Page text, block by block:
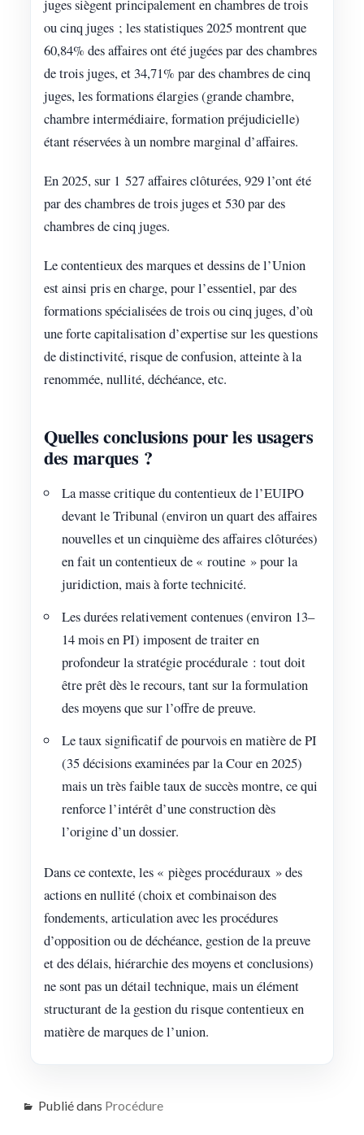
juges siègent principalement en chambres de trois
ou cinq juges ; les statistiques 2025 montrent que
60,84% des affaires ont été jugées par des chambres
de trois juges, et 34,71% par des chambres de cinq
juges, les formations élargies (grande chambre,
chambre intermédiaire, formation préjudicielle)
étant réservées à un nombre marginal d’affaires.
En 2025, sur 1 527 affaires clôturées, 929 l’ont été
par des chambres de trois juges et 530 par des
chambres de cinq juges.
Le contentieux des marques et dessins de l’Union
est ainsi pris en charge, pour l’essentiel, par des
formations spécialisées de trois ou cinq juges, d’où
une forte capitalisation d’expertise sur les questions
de distinctivité, risque de confusion, atteinte à la
renommée, nullité, déchéance, etc.
Quelles conclusions pour les usagers
des marques ?
La masse critique du contentieux de l’EUIPO
devant le Tribunal (environ un quart des affaires
nouvelles et un cinquième des affaires clôturées)
en fait un contentieux de « routine » pour la
juridiction, mais à forte technicité.
Les durées relativement contenues (environ 13–
14 mois en PI) imposent de traiter en
profondeur la stratégie procédurale : tout doit
être prêt dès le recours, tant sur la formulation
des moyens que sur l’offre de preuve.
Le taux significatif de pourvois en matière de PI
(35 décisions examinées par la Cour en 2025)
mais un très faible taux de succès montre, ce qui
renforce l’intérêt d’une construction dès
l’origine d’un dossier.
Dans ce contexte, les « pièges procéduraux » des
actions en nullité (choix et combinaison des
fondements, articulation avec les procédures
d’opposition ou de déchéance, gestion de la preuve
et des délais, hiérarchie des moyens et conclusions)
ne sont pas un détail technique, mais un élément
structurant de la gestion du risque contentieux en
matière de marques de l’union.
Publié dans Procédure